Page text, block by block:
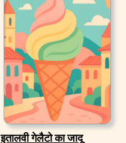
इतालवी गेलैटो का जादू